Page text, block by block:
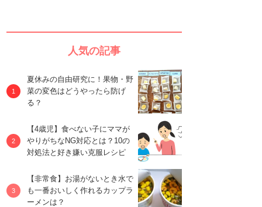
人気の記事
夏休みの自由研究に！果物・野
菜の変色はどうやったら防げ
る？
【4歳児】食べない子にママが
やりがちなNG対応とは？10の
対処法と好き嫌い克服レシピ
【非常食】お湯がないとき水で
も一番おいしく作れるカップラ
ーメンは？